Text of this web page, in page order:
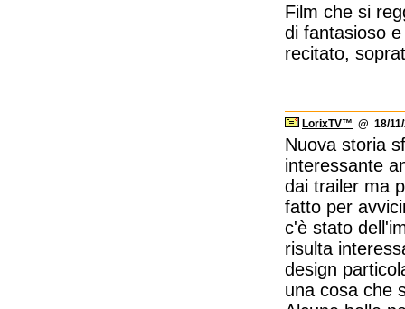
Film che si
di fantasioso
recitato,
LorixTV™ @ 18/
Nuova storia
interessante
dai trailer ma
fatto per
c'è stato
risulta
design
una cosa che